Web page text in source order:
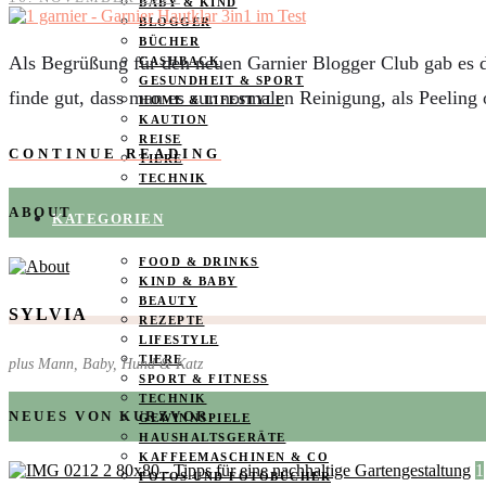
BLOGGER
BÜCHER
CASHBACK
GESUNDHEIT & SPORT
HOME & LIFESTYLE
KAUTION
REISE
TIERE
TECHNIK
KATEGORIEN
FOOD & DRINKS
KIND & BABY
BEAUTY
REZEPTE
LIFESTYLE
TIERE
SPORT & FITNESS
TECHNIK
GEWINNSPIELE
HAUSHALTSGERÄTE
KAFFEEMASCHINEN & CO
FOTOS UND FOTOBÜCHER
Als Begrüßung für den neuen Garnier Blogger Club gab
finde gut, dass man es zur normalen Reinigung, als
CONTINUE READING
ABOUT
SYLVIA
plus Mann, Baby, Hund & Katz
NEUES VON KURZVOR
1